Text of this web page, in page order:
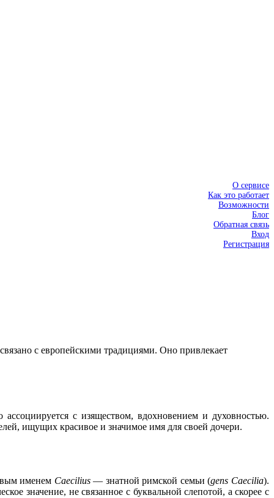
О сервисе
Как это работает
Возможности
Блог
Обратная связь
Вход
Регистрация
с европейскими традициями. Оно привлекает
с изяществом, вдохновением и духовностью.
ищущих красивое и значимое имя для своей дочери.
именем Caecilius— знатной римской семьи (gens Caecilia).
значение, не связанное с буквальной слепотой, а скорее с